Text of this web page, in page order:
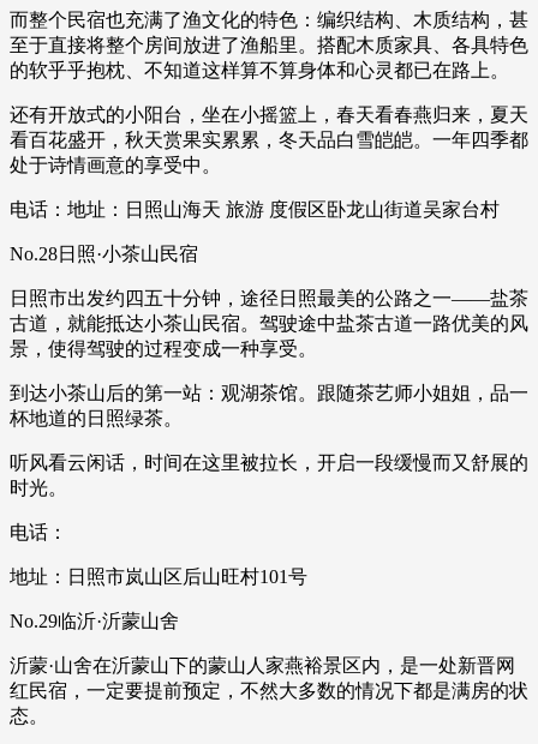
而整个民宿也充满了渔文化的特色：编织结构、木质结构，甚
至于直接将整个房间放进了渔船里。搭配木质家具、各具特色
的软乎乎抱枕、不知道这样算不算身体和心灵都已在路上。
还有开放式的小阳台，坐在小摇篮上，春天看春燕归来，夏天
看百花盛开，秋天赏果实累累，冬天品白雪皑皑。一年四季都
处于诗情画意的享受中。
电话：地址：日照山海天 旅游 度假区卧龙山街道吴家台村
No.28日照·小茶山民宿
日照市出发约四五十分钟，途径日照最美的公路之一——盐茶
古道，就能抵达小茶山民宿。驾驶途中盐茶古道一路优美的风
景，使得驾驶的过程变成一种享受。
到达小茶山后的第一站：观湖茶馆。跟随茶艺师小姐姐，品一
杯地道的日照绿茶。
听风看云闲话，时间在这里被拉长，开启一段缓慢而又舒展的
时光。
电话：
地址：日照市岚山区后山旺村101号
No.29临沂·沂蒙山舍
沂蒙·山舍在沂蒙山下的蒙山人家燕裕景区内，是一处新晋网
红民宿，一定要提前预定，不然大多数的情况下都是满房的状
态。